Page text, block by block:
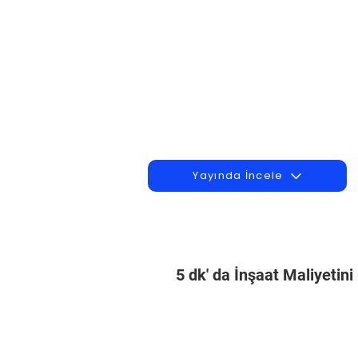
Yayında İncele
5 dk' da İnşaat